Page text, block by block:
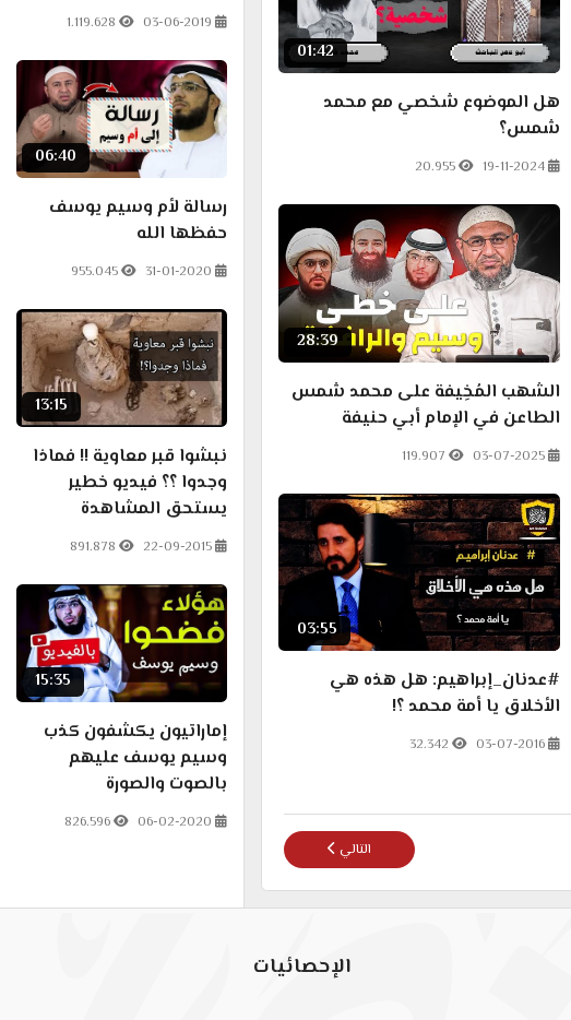
01:42
هل الموضوع شخصي مع محمد
شمس؟
19-11-2024
20.955
28:39
الشهب المُخِيفة على محمد شمس
الطاعن في الإمام أبي حنيفة
03-07-2025
119.907
03:55
#عدنان_إبراهيم: هل هذه هي
الأخلاق يا أمة محمد ؟!
03-07-2016
32.342
المقال التالي: ماذا لو أرسل محمد شمس ابنه للكنيسة واعتقد
التالي
03-06-2019
1.119.628
06:40
رسالة لأم وسيم يوسف
حفظها الله
31-01-2020
955.045
13:15
نبشوا قبر معاوية !! فماذا
وجدوا ؟؟ فيديو خطير
يستحق المشاهدة
22-09-2015
891.878
15:35
إماراتيون يكشفون كذب
وسيم يوسف عليهم
بالصوت والصورة
06-02-2020
826.596
الإحصائيات